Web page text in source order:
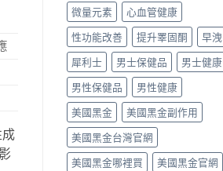
樣
揀？〉
中
微量元素
心血管健康
性功能改善
提升睪固酮
早洩
犀利士
男士保健品
男士健康
男性保健品
男性健康
美國黑金
美國黑金副作用
美國黑金台灣官網
美國黑金哪裡買
美國黑金官網